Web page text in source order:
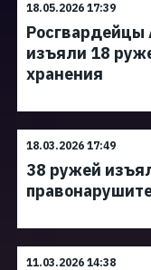
18.05.2026 17:39
Росгвардейцы
изъяли 18
хранения
18.03.2026 17:49
38 ружей
11.03.2026 14:38